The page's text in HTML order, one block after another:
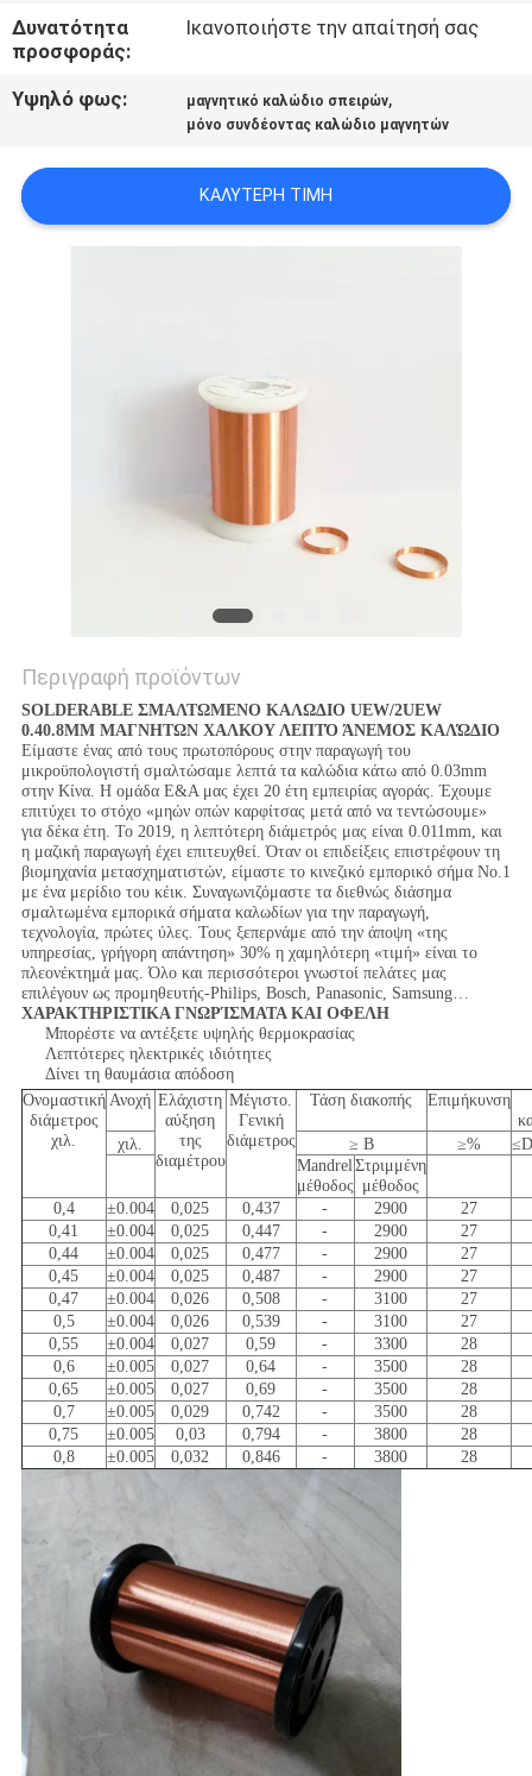
ΕΙΔΉΣΕΙΣ
ΈΝΑ
ΑΠΌΣΠΑΣΜΑ
Δυνατότητα
προσφοράς:
Ικανοποιήστε την απαίτησή σας
Υψηλό φως: μαγνητικό καλώδιο σπειρών,
μόνο συνδέοντας καλώδιο μαγνητών
ΚΑΛΎΤΕΡΗ ΤΙΜΉ
Περιγραφή προϊόντων
SOLDERABLE ΣΜΑΛΤΩΜΕΝΟ ΚΑΛΩΔΙΟ UEW/2UEW
0.40.8MM ΜΑΓΝΗΤΩΝ ΧΑΛΚΟΥ ΛΕΠΤΌ ΆΝΕΜΟΣ ΚΑΛΏΔΙΟ
Είμαστε ένας από τους πρωτοπόρους στην παραγωγή του
μικροϋπολογιστή σμαλτώσαμε λεπτά τα καλώδια κάτω από 0.03mm
στην Κίνα. Η ομάδα Ε&Α μας έχει 20 έτη εμπειρίας αγοράς. Έχουμε
επιτύχει το στόχο «μηών οπών καρφίτσας μετά από να τεντώσουμε»
για δέκα έτη. Το 2019, η λεπτότερη διάμετρός μας είναι 0.011mm, και
η μαζική παραγωγή έχει επιτευχθεί. Όταν οι επιδείξεις επιστρέφουν τη
βιομηχανία μετασχηματιστών, είμαστε το κινεζικό εμπορικό σήμα No.1
με ένα μερίδιο του κέικ. Συναγωνιζόμαστε τα διεθνώς διάσημα
σμαλτωμένα εμπορικά σήματα καλωδίων για την παραγωγή,
τεχνολογία, πρώτες ύλες. Τους ξεπερνάμε από την άποψη «της
υπηρεσίας, γρήγορη απάντηση» 30% η χαμηλότερη «τιμή» είναι το
πλεονέκτημά μας. Όλο και περισσότεροι γνωστοί πελάτες μας
επιλέγουν ως προμηθευτής-Philips, Bosch, Panasonic, Samsung…
ΧΑΡΑΚΤΗΡΙΣΤΙΚΑ ΓΝΩΡΊΣΜΑΤΑ ΚΑΙ ΟΦΕΛΗ
Μπορέστε να αντέξετε υψηλής θερμοκρασίας
Λεπτότερες ηλεκτρικές ιδιότητες
Δίνει τη θαυμάσια απόδοση
Ονομαστική
διάμετρος
χιλ.
Ανοχή Ελάχιστη
αύξηση
της
διαμέτρου
Μέγιστο.
Γενική
διάμετρος
Τάση διακοπής
Επιμήκυνση
χιλ.
≥ Β ≥%
Mandrel
μέθοδος
Στριμμένη
μέθοδος
0,4
±0.004 0,025 0,437 - 2900
27
0,41
±0.004 0,025 0,447 - 2900
27
0,44
±0.004 0,025 0,477 - 2900
27
0,45
±0.004 0,025 0,487 - 2900
27
0,47
±0.004 0,026 0,508 - 3100
27
0,5
±0.004 0,026 0,539 - 3100
27
0,55
±0.004 0,027 0,59 - 3300
28
0,6
±0.005 0,027 0,64 - 3500
28
0,65
±0.005 0,027 0,69 - 3500
28
0,7
±0.005 0,029 0,742 - 3500
28
0,75
±0.005 0,03 0,794 - 3800
28
0,8
±0.005 0,032 0,846 - 3800 28